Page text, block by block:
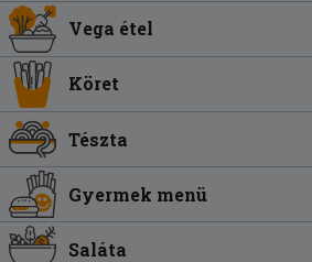
Vega étel
Köret
Tészta
Gyermek menü
Saláta